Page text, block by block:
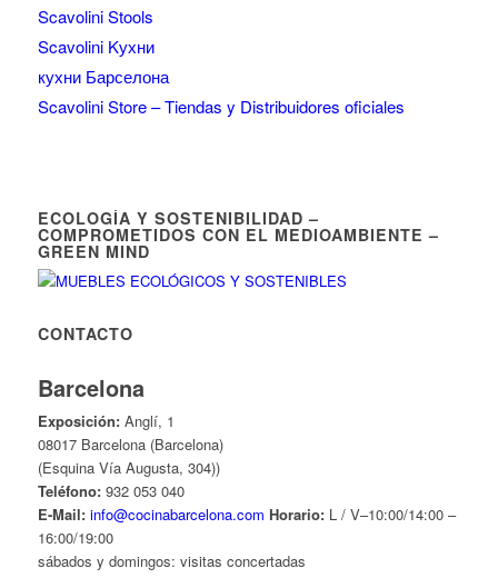
Scavolini Stools
Scavolini Kухни
кухни Барселона
Scavolini Store – Tiendas y Distribuidores oficiales
ECOLOGÍA Y SOSTENIBILIDAD –
COMPROMETIDOS CON EL MEDIOAMBIENTE –
GREEN MIND
CONTACTO
Barcelona
Exposición:Anglí, 1
08017 Barcelona (Barcelona)
(Esquina Vía Augusta, 304))
Teléfono:932 053 040
E-Mail: info@cocinabarcelona.com Horario:L / V–10:00/14:00 –
16:00/19:00
sábados y domingos: visitas concertadas